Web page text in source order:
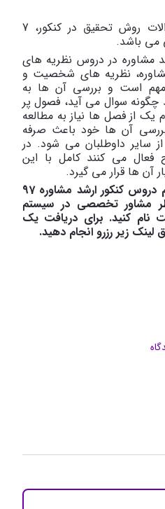
به صورت میانگین تعداد سوالات روش تحقیق در کنکور، 7
مشاوره در دروس نظریه های
نظریه های شخصیت و
مهم است و بررسی آن ها به
سوال می آید، فصول پر
یک از فصل ها نیاز به مطالعه
بررسی آن ها خود باعث صرفه
سایر داوطلبان می شود. در
طرح فعال می کنند کامل با این
آن ها قرار می گیرد.
برای دریافت بودجه بندی تمام دروس کنکور ارشد مشاوره 97
مشاور تخصصی در سیستم
نام کنید. برای دریافت یک
زیر رزرو انجام دهید.